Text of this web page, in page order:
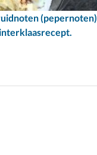
(pepernoten)